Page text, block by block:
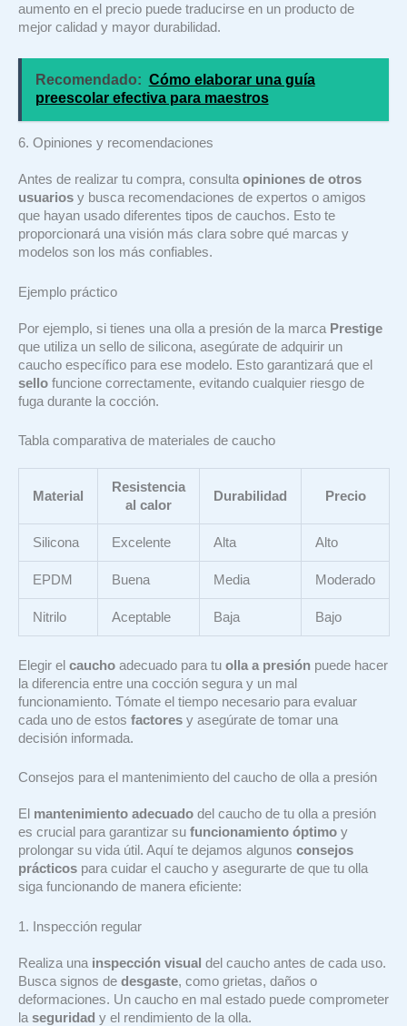
aumento en el precio puede traducirse en un producto de
mejor calidad y mayor durabilidad.
Recomendado: Cómo elaborar una guía
preescolar efectiva para maestros
6. Opiniones y recomendaciones
Antes de realizar tu compra, consultaopiniones de otros
usuarios y busca recomendaciones de expertos o amigos
que hayan usado diferentes tipos de cauchos. Esto te
proporcionará una visión más clara sobre qué marcas y
modelos son los más confiables.
Ejemplo práctico
Por ejemplo, si tienes una olla a presión de la marca Prestige
que utiliza un sello de silicona, asegúrate de adquirir un
caucho específico para ese modelo. Esto garantizará que el
sello funcione correctamente, evitando cualquier riesgo de
fuga durante la cocción.
Tabla comparativa de materiales de caucho
Material
Resistencia
al calor
Durabilidad Precio
Silicona Excelente Alta Alto
EPDM Buena Media Moderado
Nitrilo Aceptable Baja Bajo
Elegir el caucho adecuado para tu olla a presión puede hacer
la diferencia entre una cocción segura y un mal
funcionamiento. Tómate el tiempo necesario para evaluar
cada uno de estos factores y asegúrate de tomar una
decisión informada.
Consejos para el mantenimiento del caucho de olla a presión
El mantenimiento adecuado del caucho de tu olla a presión
es crucial para garantizar su funcionamiento óptimo y
prolongar su vida útil. Aquí te dejamos algunos consejos
prácticos para cuidar el caucho y asegurarte de que tu olla
siga funcionando de manera eficiente:
1. Inspección regular
Realiza una inspección visual del caucho antes de cada uso.
Busca signos de desgaste, como grietas, daños o
deformaciones. Un caucho en mal estado puede comprometer
la seguridad y el rendimiento de la olla.